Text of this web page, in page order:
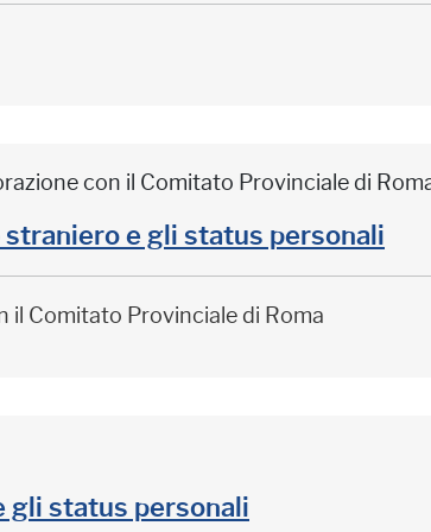
con il Comitato Provinciale di
e gli status personali
il Comitato Provinciale di Roma
gli status personali